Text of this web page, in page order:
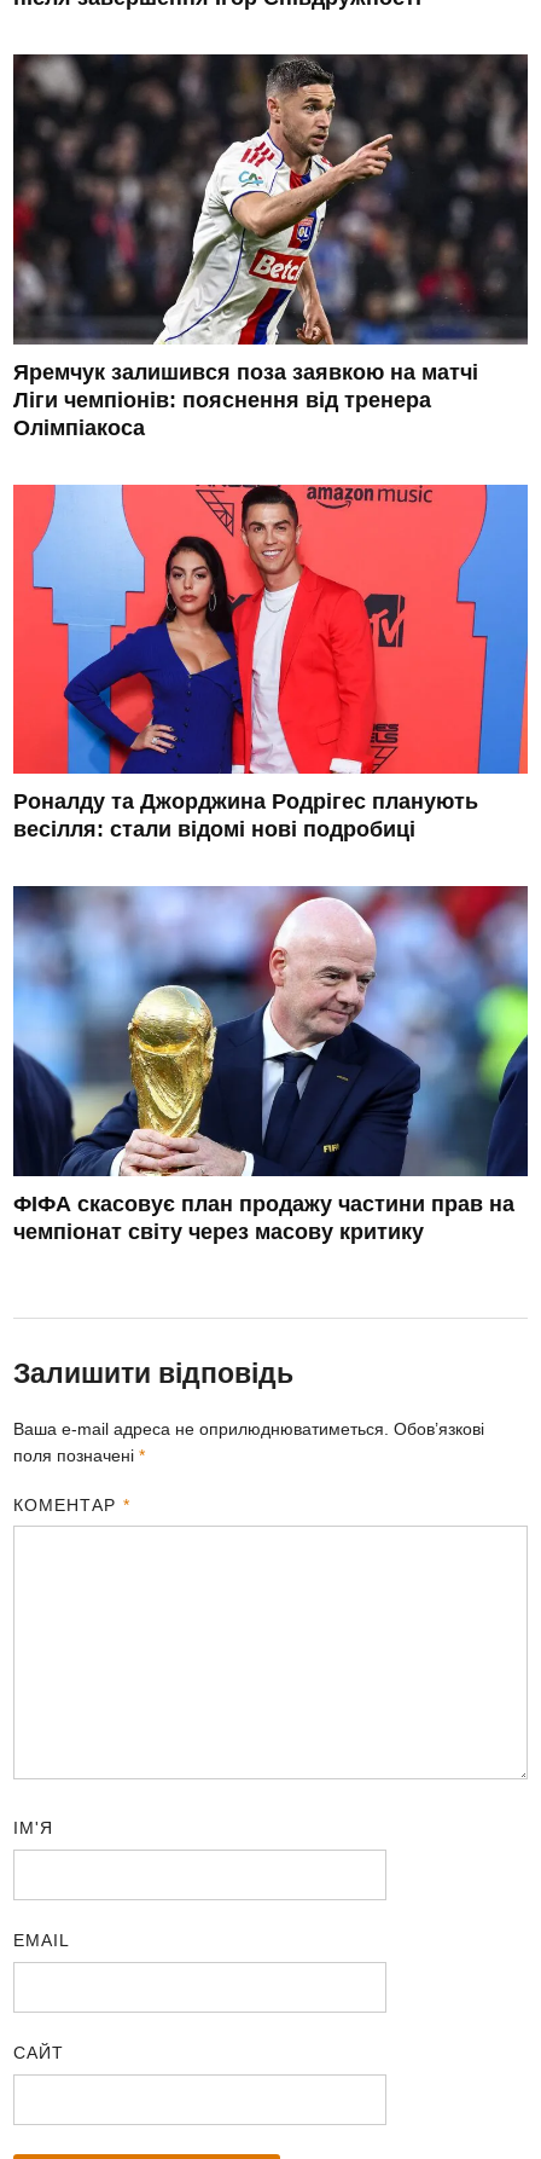
Яремчук залишився поза заявкою на матчі
Ліги чемпіонів: пояснення від тренера
Олімпіакоса
Роналду та Джорджина Родрігес планують
весілля: стали відомі нові подробиці
ФІФА скасовує план продажу частини прав на
чемпіонат світу через масову критику
Залишити відповідь
Ваша e-mail адреса не оприлюднюватиметься. Обов’язкові
поля позначені*
КОМЕНТАР *
ІМ'Я
EMAIL
САЙТ